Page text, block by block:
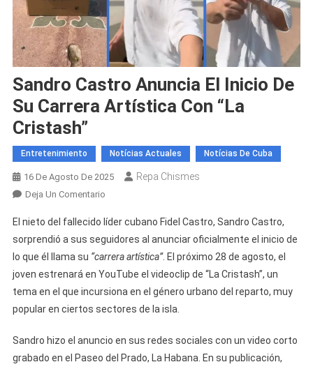
Sandro Castro Anuncia El Inicio De
Su Carrera Artística Con “La
Cristash”
Entretenimiento Notícias Actuales Notícias De Cuba
16 De Agosto De 2025 Repa Chismes
Deja Un ComentarioEn
Castro
Anuncia
El
Inicio
De
Su
Artística
Con
El nieto del fallecido líder cubano Fidel Castro, Sandro Castro,
sorprendió a sus seguidores al anunciar oficialmente el inicio de
lo que él llama su “carrera artística”. El próximo 28 de agosto, el
joven estrenará en YouTube el videoclip de “La Cristash”, un
tema en el que incursiona en el género urbano del reparto, muy
popular en ciertos sectores de la isla.
Sandro hizo el anuncio en sus redes sociales con un video corto
grabado en el Paseo del Prado, La Habana. En su publicación,